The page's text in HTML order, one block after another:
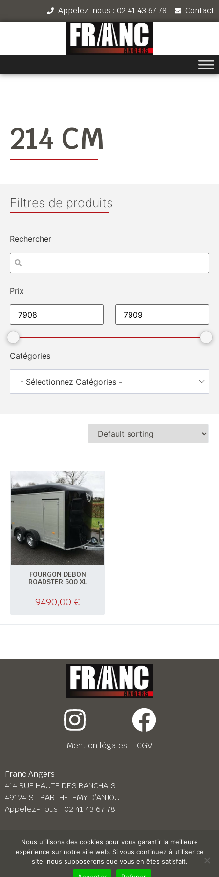
Appelez-nous : 02 41 43 67 78 Contact
214 CM
Filtres de produits
Rechercher
Prix
Catégories
- Sélectionnez Catégories -
FOURGON DEBON
ROADSTER 500 XL
9490,00 €
Mention légales ｜ CGV
Franc Angers
414 RUE HAUTE DES BANCHAIS
49124 ST BARTHELEMY D’ANJOU
Appelez-nous : 02 41 43 67 78
Franc Le Mans
158 BD PIERRE LEFAUCHEUX
72230 ARNAGE
02 43 87 38 08
Nous utilisons des cookies pour vous garantir la meilleure
expérience sur notre site web. Si vous continuez à utiliser ce
site, nous supposerons que vous en êtes satisfait.